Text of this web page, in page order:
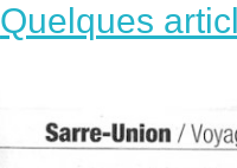
Quelques